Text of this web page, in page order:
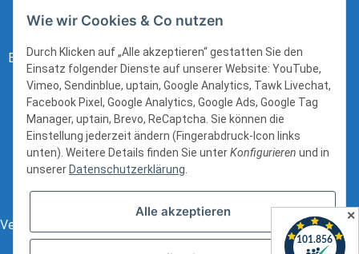
Bezahlung:
Versand:
Wie wir Cookies & Co nutzen
Durch Klicken auf „Alle akzeptieren“ gestatten Sie den
Einsatz folgender Dienste auf unserer Website: YouTube,
Vimeo, Sendinblue, uptain, Google Analytics, Tawk Livechat,
Facebook Pixel, Google Analytics, Google Ads, Google Tag
Manager, uptain, Brevo, ReCaptcha. Sie können die
Einstellung jederzeit ändern (Fingerabdruck-Icon links
unten). Weitere Details finden Sie unterKonfigurieren und in
unserer Datenschutzerklärung.
Alle akzeptieren ✕